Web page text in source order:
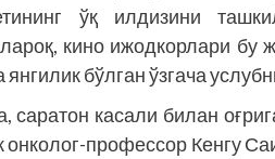
ўқ илдизини
кино ижодкорлари бу
бўлган ўзгача
саратон касали билан
профессор Кенгу